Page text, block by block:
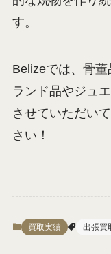
す。
Belizeでは、骨
ランド品やジュ
させていただい
さい！
買取実績 出張買